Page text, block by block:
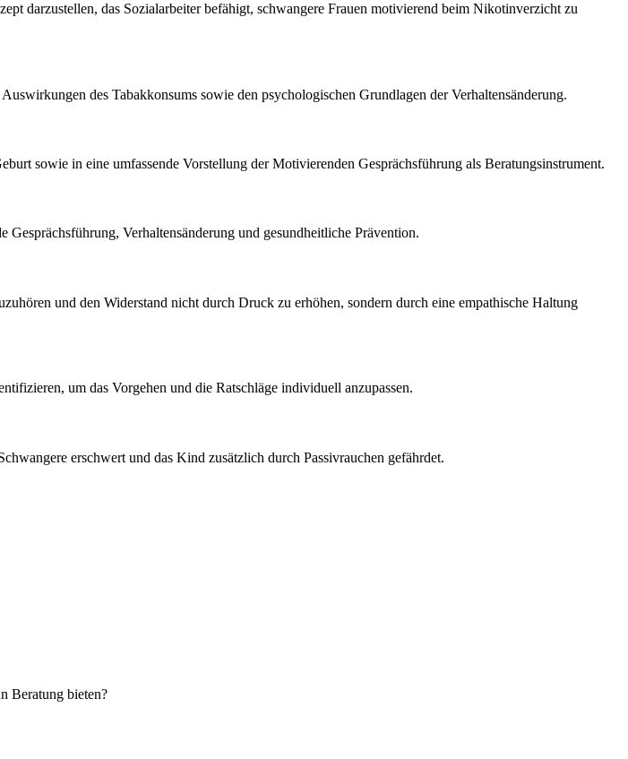
darzustellen, das Sozialarbeiter befähigt, schwangere Frauen motivierend beim Nikotinverzicht zu
des Tabakkonsums sowie den psychologischen Grundlagen der Verhaltensänderung.
sowie in eine umfassende Vorstellung der Motivierenden Gesprächsführung als Beratungsinstrument.
Verhaltensänderung und gesundheitliche Prävention.
und den Widerstand nicht durch Druck zu erhöhen, sondern durch eine empathische Haltung
um das Vorgehen und die Ratschläge individuell anzupassen.
erschwert und das Kind zusätzlich durch Passivrauchen gefährdet.
Beratung bieten?